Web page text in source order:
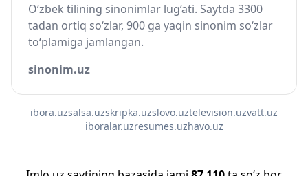
O‘zbek tilining sinonimlar lug‘ati. Saytda 3300
tadan ortiq so‘zlar, 900 ga yaqin sinonim so‘zlar
to‘plamiga jamlangan.
sinonim.uz
ibora.uzsalsa.uzskripka.uzslovo.uztelevision.uzvatt.uz
iboralar.uzresumes.uzhavo.uz